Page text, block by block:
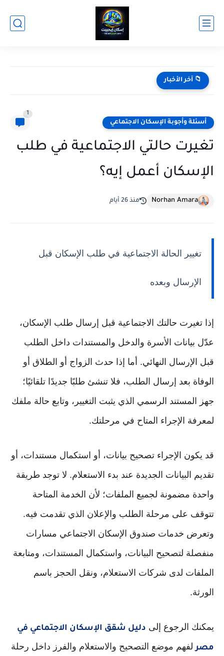
📁 آخر الأخبار
أسئلة وأجوبة الإسكان الاجتماعي
1
تغيرت حالتي الاجتماعية في طلب
الإسكان أعمل إيه؟
Norhan Amara منذ 26 أيام
تغيير الحالة الاجتماعية في طلب الإسكان قبل
الإرسال وبعده
إذا تغيرت حالتك الاجتماعية قبل إرسال طلب الإسكان،
عدّل بيانات الأسرة والدخل والمستندات داخل الطلب
قبل الإرسال النهائي. أما إذا حدث الزواج أو الطلاق أو
الوفاة بعد إرسال الطلب، فلا تنشئ طلبًا جديدًا تلقائيًا؛
جهز المستند الرسمي الذي يثبت التغيير، وتابع حالة ملفك
لمعرفة الإجراء المتاح في مرحلتك.
قد يكون الإجراء تصحيح بيانات، أو استكمال مستندات، أو
تقديم البيانات الجديدة عند بدء الاستعلام. لا توجد طريقة
واحدة مضمونة لجميع الملفات؛ لأن الخدمة المتاحة
تتوقف على مرحلة الطلب والإعلان الذي تقدمت فيه.
وتعرض خدمات صندوق الإسكان الاجتماعي مسارات
منفصلة لتصحيح البيانات، واستكمال المستندات، ومتابعة
الملفات لدى شركات الاستعلام، ونقل الحجز باسم
الورثة.
يمكنك الرجوع إلى دليل شقق الإسكان الاجتماعي في
مصر لفهم موضع التصحيح والاستعلام والفرز داخل رحلة